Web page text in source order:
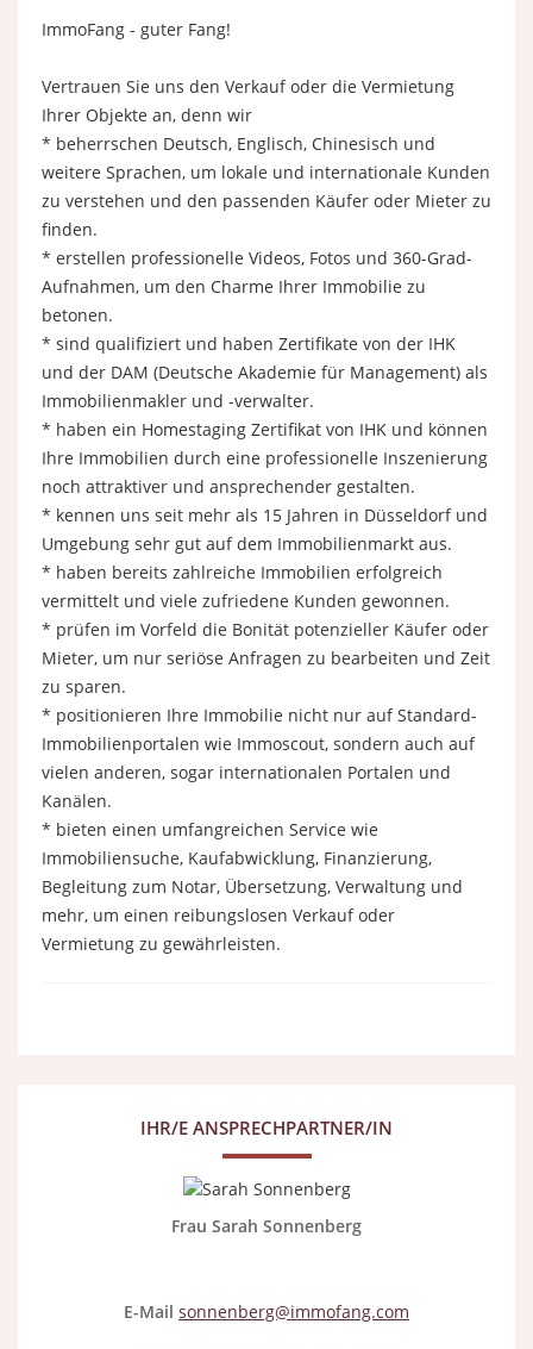
ImmoFang - guter Fang!
Vertrauen Sie uns den Verkauf oder die Vermietung
Ihrer Objekte an, denn wir
* beherrschen Deutsch, Englisch, Chinesisch und
weitere Sprachen, um lokale und internationale Kunden
zu verstehen und den passenden Käufer oder Mieter zu
finden.
* erstellen professionelle Videos, Fotos und 360-Grad-
Aufnahmen, um den Charme Ihrer Immobilie zu
betonen.
* sind qualifiziert und haben Zertifikate von der IHK
und der DAM (Deutsche Akademie für Management) als
Immobilienmakler und -verwalter.
* haben ein Homestaging Zertifikat von IHK und können
Ihre Immobilien durch eine professionelle Inszenierung
noch attraktiver und ansprechender gestalten.
* kennen uns seit mehr als 15 Jahren in Düsseldorf und
Umgebung sehr gut auf dem Immobilienmarkt aus.
* haben bereits zahlreiche Immobilien erfolgreich
vermittelt und viele zufriedene Kunden gewonnen.
* prüfen im Vorfeld die Bonität potenzieller Käufer oder
Mieter, um nur seriöse Anfragen zu bearbeiten und Zeit
zu sparen.
* positionieren Ihre Immobilie nicht nur auf Standard-
Immobilienportalen wie Immoscout, sondern auch auf
vielen anderen, sogar internationalen Portalen und
Kanälen.
* bieten einen umfangreichen Service wie
Immobiliensuche, Kaufabwicklung, Finanzierung,
Begleitung zum Notar, Übersetzung, Verwaltung und
mehr, um einen reibungslosen Verkauf oder
Vermietung zu gewährleisten.
IHR/E ANSPRECHPARTNER/IN
Frau Sarah Sonnenberg
E-Mail sonnenberg@immofang.com